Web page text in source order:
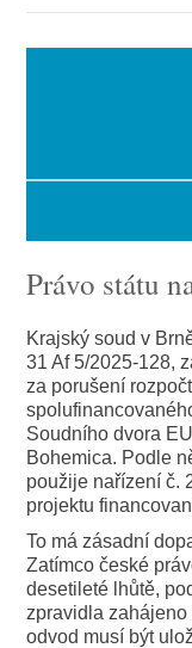
Právo státu
Krajský soud v
31 Af 5/2025-128,
za porušení
Soudního dvora
Bohemica. Podle
použije nařízení č.
projektu
To má zásadní
Zatímco české
desetileté lhůtě,
zpravidla
odvod musí být